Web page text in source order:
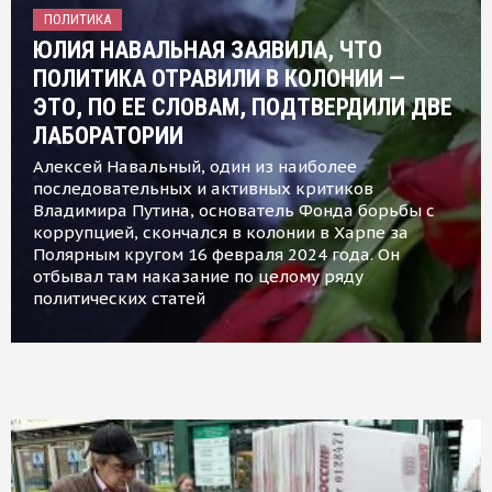
ПОЛИТИКА
ЮЛИЯ НАВАЛЬНАЯ ЗАЯВИЛА, ЧТО
ПОЛИТИКА ОТРАВИЛИ В КОЛОНИИ —
ЭТО, ПО ЕЕ СЛОВАМ, ПОДТВЕРДИЛИ ДВЕ
ЛАБОРАТОРИИ
Алексей Навальный, один из наиболее
последовательных и активных критиков
Владимира Путина, основатель Фонда борьбы с
коррупцией, скончался в колонии в Харпе за
Полярным кругом 16 февраля 2024 года. Он
отбывал там наказание по целому ряду
политических статей